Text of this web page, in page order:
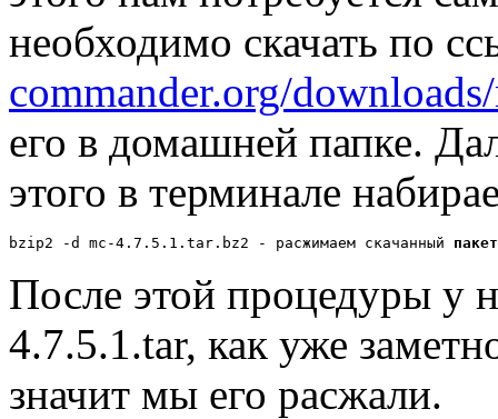
необходимо скачать по
commander.org/
его в домашней папке.
этого в терминале
bzip2 -d mc-4.7.5.1.tar.bz2 - расжимаем скачанный пакет
После этой процедуры у
4.7.5.1.tar, как уже
значит мы его расжали.